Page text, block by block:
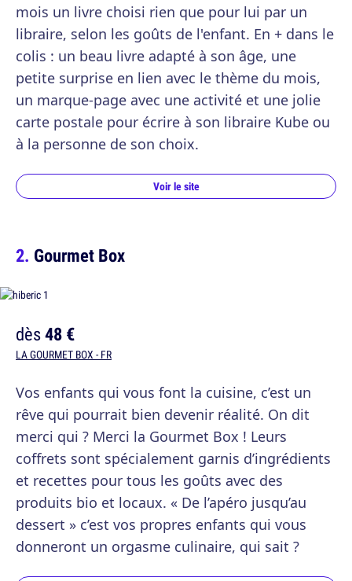
mois un livre choisi rien que pour lui par un
libraire, selon les goûts de l'enfant. En + dans le
colis : un beau livre adapté à son âge, une
petite surprise en lien avec le thème du mois,
un marque-page avec une activité et une jolie
carte postale pour écrire à son libraire Kube ou
à la personne de son choix.
Voir le site
Gourmet Box
dès48 €
LA GOURMET BOX - FR
Vos enfants qui vous font la cuisine, c’est un
rêve qui pourrait bien devenir réalité. On dit
merci qui ? Merci la Gourmet Box ! Leurs
coffrets sont spécialement garnis d’ingrédients
et recettes pour tous les goûts avec des
produits bio et locaux. « De l’apéro jusqu’au
dessert » c’est vos propres enfants qui vous
donneront un orgasme culinaire, qui sait ?